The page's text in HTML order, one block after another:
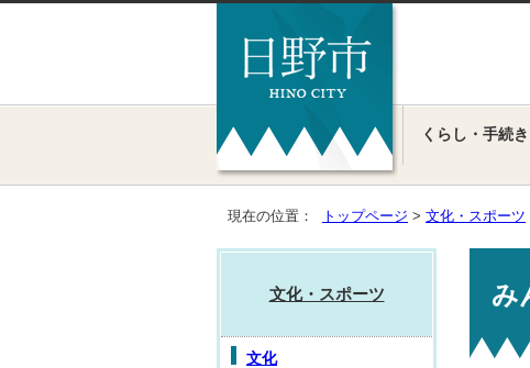
くらし・手続き
現在の位置： トップページ > 文化・スポーツ
み
文化・スポーツ
文化